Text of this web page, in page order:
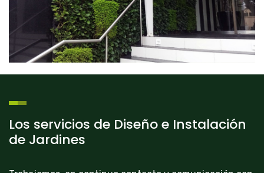
Los servicios de Diseño e Instalación
de Jardines